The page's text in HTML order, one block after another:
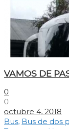
VAMOS DE
0
0
octubre 4, 2018
Bus, Bus de dos